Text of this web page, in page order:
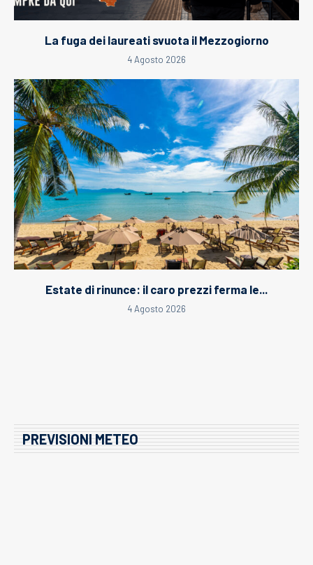
La fuga dei laureati svuota il Mezzogiorno
4 Agosto 2026
Estate di rinunce: il caro prezzi ferma le...
4 Agosto 2026
PREVISIONI METEO